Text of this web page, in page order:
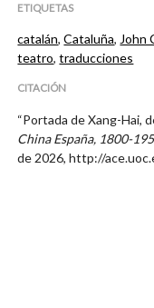
ETIQUETAS
catalán,Cataluña,John
teatro,traducciones
CITACIÓN
“Portada de Xang-Hai,
China España, 1800-
de 2026,http://